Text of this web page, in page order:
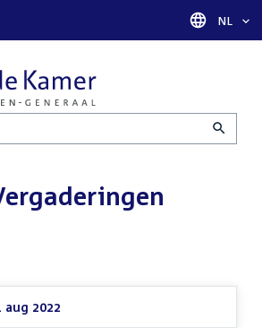
Taal
NL
aug 2022